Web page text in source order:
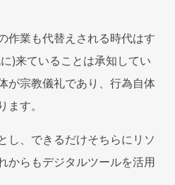
作業も代替えされる時代はす
)来ていることは承知してい
が宗教儀礼であり、行為自体
す。
し、できるだけそちらにリソ
からもデジタルツールを活用